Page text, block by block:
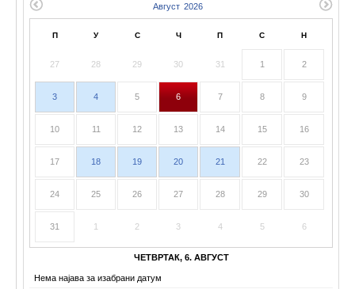
П У С Ч П С Н
27 28 29 30 31 1 2
3 4 5 6 7 8 9
10 11 12 13 14 15 16
17 18 19 20 21 22 23
24 25 26 27 28 29 30
31 1 2 3 4 5 6
ЧЕТВРТАК, 6. АВГУСТ
Нема најава за изабрани датум